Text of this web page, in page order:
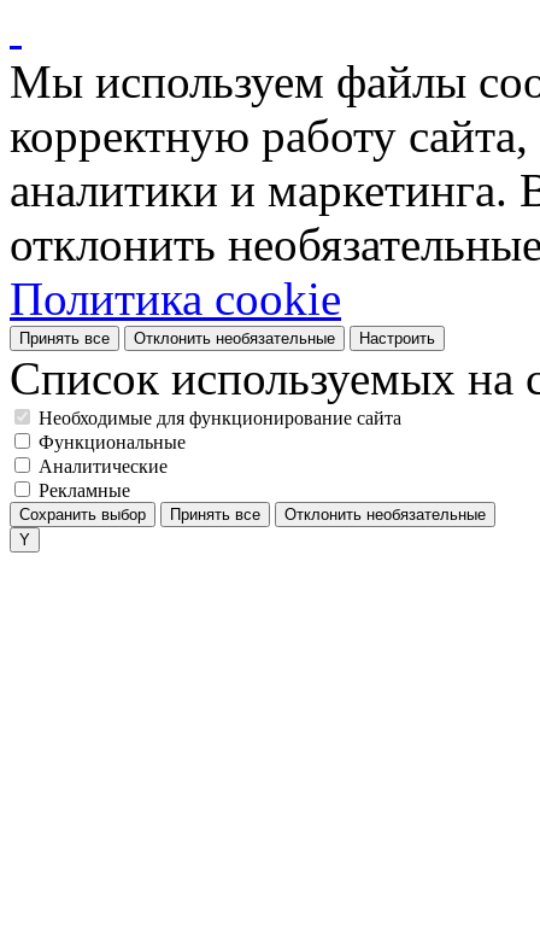
Мы используем файлы
корректную работу
аналитики и
отклонить
Политика cookie
Принять все Отклонить необязательные Настроить
Список используемых на
Необходимые для функционирование сайта
Функциональные
Аналитические
Рекламные
Сохранить выбор Принять все Отклонить необязательные